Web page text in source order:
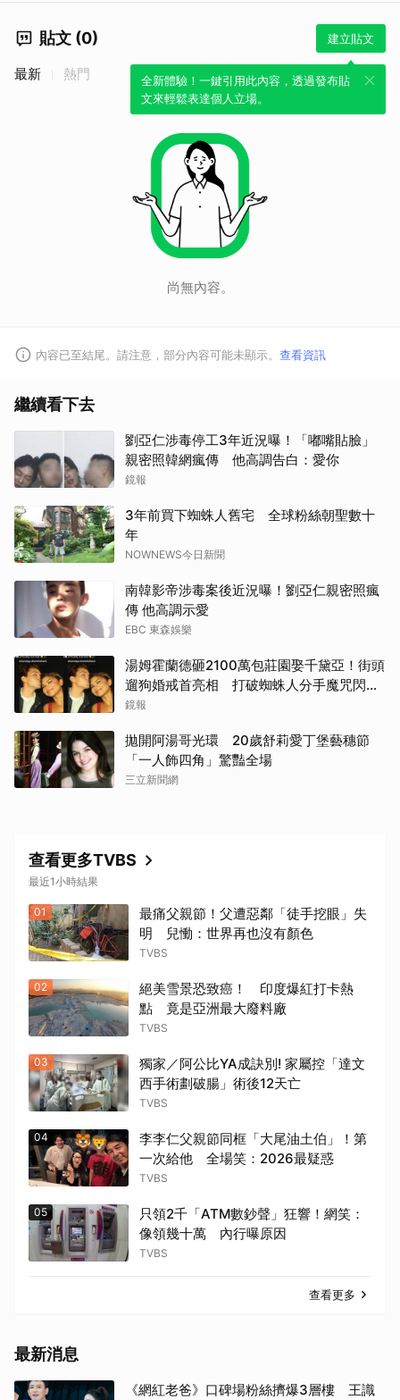
貼文 (0) 建立貼文
全新體驗！一鍵引用此內容，透過發布貼
文來輕鬆表達個人立場。
最新 熱門
尚無內容。
內容已至結尾。請注意，部分內容可能未顯示。 查看資訊
繼續看下去
劉亞仁涉毒停工3年近況曝！「嘟嘴貼臉」
親密照韓網瘋傳 他高調告白：愛你
鏡報
3年前買下蜘蛛人舊宅 全球粉絲朝聖數十
年
NOWNEWS今日新聞
南韓影帝涉毒案後近況曝！劉亞仁親密照瘋
傳 他高調示愛
EBC 東森娛樂
湯姆霍蘭德砸2100萬包莊園娶千黛亞！街頭
遛狗婚戒首亮相 打破蜘蛛人分手魔咒閃爆
全場
鏡報
拋開阿湯哥光環 20歲舒莉愛丁堡藝穗節
「一人飾四角」驚豔全場
三立新聞網
查看更多TVBS
最近1小時結果
01
最痛父親節！父遭惡鄰「徒手挖眼」失
明 兒慟：世界再也沒有顏色
TVBS
02
絕美雪景恐致癌！ 印度爆紅打卡熱
點 竟是亞洲最大廢料廠
TVBS
03
獨家／阿公比YA成訣別! 家屬控「達文
西手術劃破腸」術後12天亡
TVBS
04
李李仁父親節同框「大尾油土伯」！第
一次給他 全場笑：2026最疑惑
TVBS
05
只領2千「ATM數鈔聲」狂響！網笑：
像領幾十萬 內行曝原因
TVBS
查看更多
最新消息
《網紅老爸》口碑場粉絲擠爆3層樓 王識